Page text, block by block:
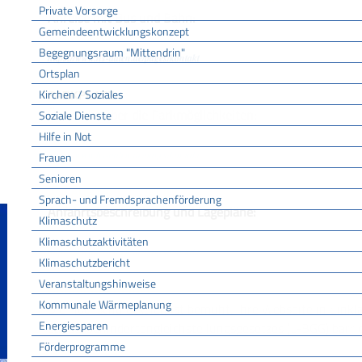
Private Vorsorge
Gemeindeentwicklungskonzept
Begegnungsraum "Mittendrin"
Ortsplan
Kirchen / Soziales
Soziale Dienste
Hilfe in Not
Frauen
Senioren
Sprach- und Fremdsprachenförderung
Klimaschutz
Klimaschutzaktivitäten
Klimaschutzbericht
Veranstaltungshinweise
Kommunale Wärmeplanung
Energiesparen
Förderprogramme
Anreise mit Bus und Bahn:
https://www.hs-aalen.de/pages/kontakt
PARKPLATZ
Übersicht über die Parkmöglichkeiten:
https://www.hs-aalen.de/pages/kontakt
ANFAHRTSBESCHREIBUNG
Anfahrtsbeschreibung und Lagepläne:
https://www.hs-aalen.de/pages/kontakt
BARRIEREFREIHEIT
Die Hochschule Aalen ist bemüht, ihre Webseite in
Landesbehindertengleichstellungsgesetzes (L-BGG)